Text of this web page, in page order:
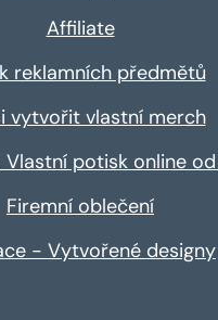
Affiliate
reklamních předmětů
vytvořit vlastní merch
Vlastní potisk online od
Firemní oblečení
- Vytvořené designy